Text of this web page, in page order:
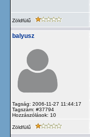
Zöldfülű
balyusz
Tagság: 2006-11-27 11:44:17
Tagszám: #37794
Hozzászólások: 10
Zöldfülű